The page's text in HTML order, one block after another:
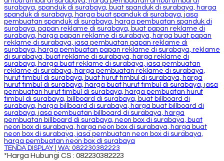
TENDA DISPLAY | WA: 082230382223
*Harga Hubungi CS : 082230382223